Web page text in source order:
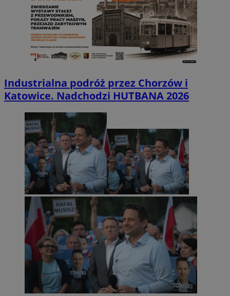
Industrialna podróż przez Chorzów i
Katowice. Nadchodzi HUTBANA 2026